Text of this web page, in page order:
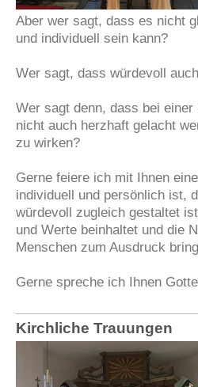
Aber wer sagt, dass es nicht
und individuell sein kann?
Wer sagt, dass würdevoll
Wer sagt denn, dass bei
nicht auch herzhaft gelacht
zu wirken?
Gerne feiere ich mit Ihnen
individuell und persönlich ist,
würdevoll zugleich gestaltet
und Werte beinhaltet und die
Menschen zum Ausdruck
Gerne spreche ich Ihnen
Kirchliche Trauungen